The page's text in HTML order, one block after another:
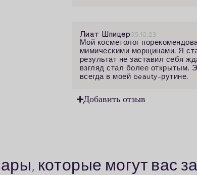
Лиат Шпицер05.10.23
Мой косметолог
мимическими морщинами. Я
результат не заставил себя
взгляд стал более открытым.
всегда в моей beauty-рутине.
Добавить отзыв
которые могут вас